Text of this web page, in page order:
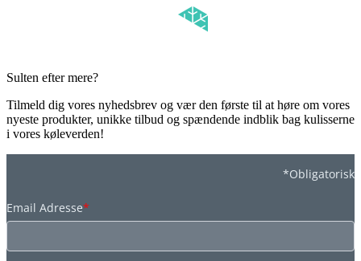
Sulten efter mere?
Tilmeld dig vores nyhedsbrev og vær den første til at høre om vores
nyeste produkter, unikke tilbud og spændende indblik bag kulisserne
i vores køleverden!
*Obligatorisk
Email Adresse*